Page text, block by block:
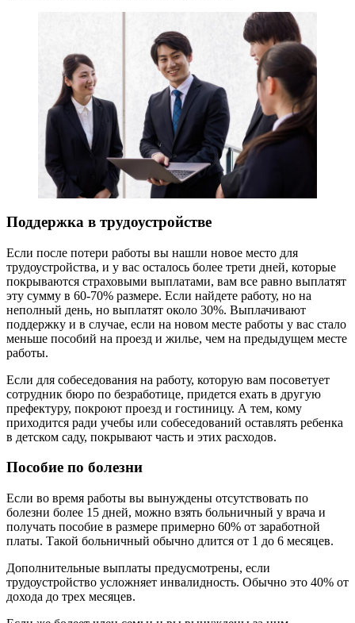
Поддержка в трудоустройстве
Если после потери работы вы нашли новое место для
трудоустройства, и у вас осталось более трети дней, которые
покрываются страховыми выплатами, вам все равно выплатят
эту сумму в 60-70% размере. Если найдете работу, но на
неполный день, но выплатят около 30%. Выплачивают
поддержку и в случае, если на новом месте работы у вас стало
меньше пособий на проезд и жилье, чем на предыдущем месте
работы.
Если для собеседования на работу, которую вам посоветует
сотрудник бюро по безработице, придется ехать в другую
префектуру, покроют проезд и гостиницу. А тем, кому
приходится ради учебы или собеседований оставлять ребенка
в детском саду, покрывают часть и этих расходов.
Пособие по болезни
Если во время работы вы вынуждены отсутствовать по
болезни более 15 дней, можно взять больничный у врача и
получать пособие в размере примерно 60% от заработной
платы. Такой больничный обычно длится от 1 до 6 месяцев.
Дополнительные выплаты предусмотрены, если
трудоустройство усложняет инвалидность. Обычно это 40% от
дохода до трех месяцев.